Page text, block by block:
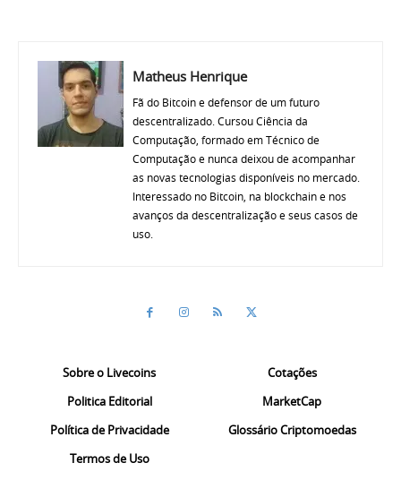
Matheus Henrique
Fã do Bitcoin e defensor de um futuro
descentralizado. Cursou Ciência da
Computação, formado em Técnico de
Computação e nunca deixou de acompanhar
as novas tecnologias disponíveis no mercado.
Interessado no Bitcoin, na blockchain e nos
avanços da descentralização e seus casos de
uso.
Sobre o Livecoins
Politica Editorial
Política de Privacidade
Termos de Uso
Cotações
MarketCap
Glossário Criptomoedas